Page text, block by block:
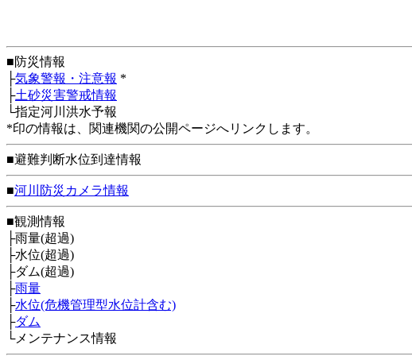
■防災情報
├気象警報・注意報 *
├土砂災害警戒情報
└指定河川洪水予報
*印の情報は、関連機関の公開ページへリンクします。
■避難判断水位到達情報
■河川防災カメラ情報
■観測情報
├雨量(超過)
├水位(超過)
├ダム(超過)
├雨量
├水位(危機管理型水位計含む)
├ダム
└メンテナンス情報